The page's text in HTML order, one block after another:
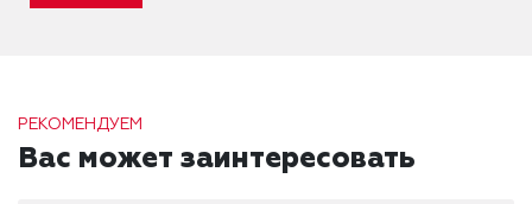
РЕКОМЕНДУЕМ
Вас может заинтересовать